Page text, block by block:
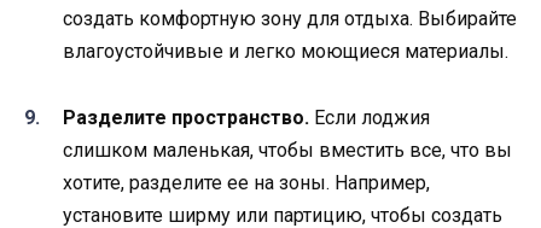
создать комфортную зону для отдыха. Выбирайте
влагоустойчивые и легко моющиеся материалы.
Разделите пространство. Если лоджия
слишком маленькая, чтобы вместить все, что вы
хотите, разделите ее на зоны. Например,
установите ширму или партицию, чтобы создать